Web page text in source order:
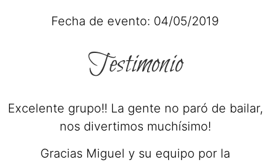
Fecha de evento: 04/05/2019
Testimonio
Excelente grupo!! La gente no paró de bailar,
nos divertimos muchísimo!
Gracias Miguel y su equipo por la